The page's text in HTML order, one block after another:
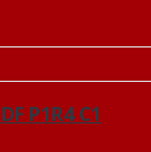
P1R4 C1